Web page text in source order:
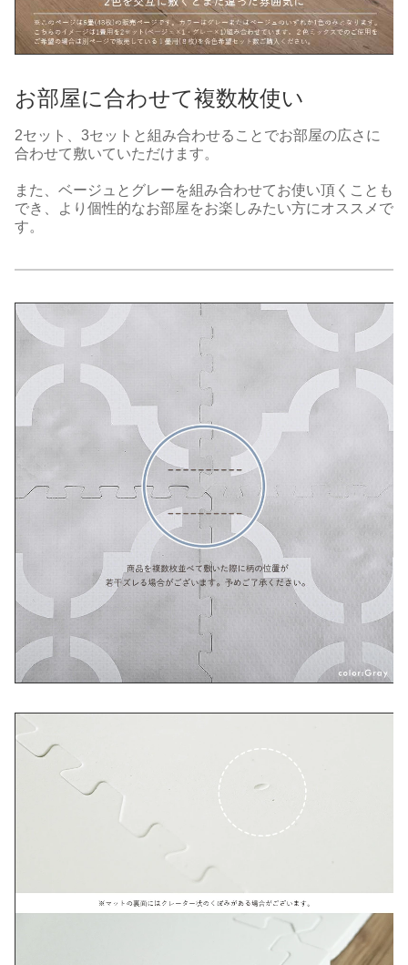
お部屋に合わせて複数枚使い
2セット、3セットと組み合わせることでお部屋の広さに
合わせて敷いていただけます。
また、ベージュとグレーを組み合わせてお使い頂くことも
でき、より個性的なお部屋をお楽しみたい方にオススメで
す。